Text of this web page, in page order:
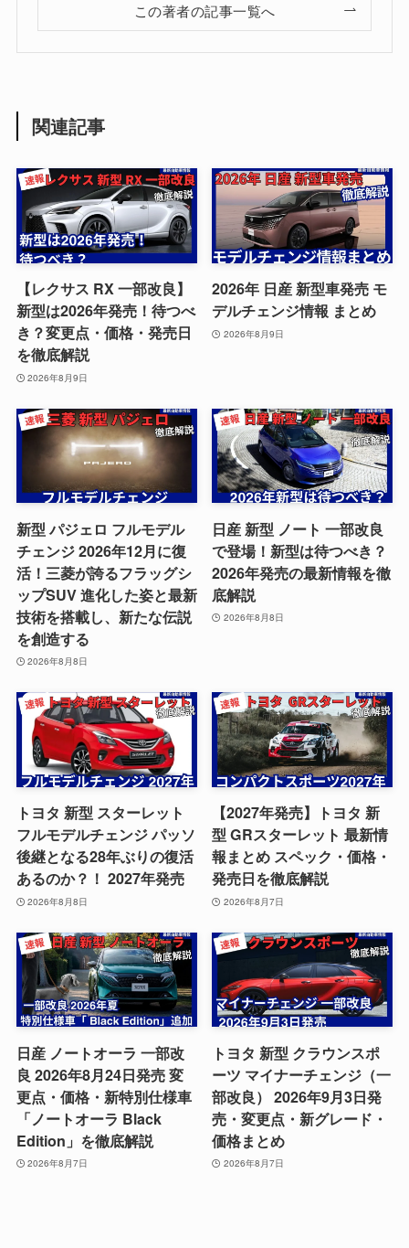
この著者の記事一覧へ
関連記事
【レクサス RX 一部改良】
新型は2026年発売！待つべ
き？変更点・価格・発売日
を徹底解説
2026年8月9日
2026年 日産 新型車発売 モ
デルチェンジ情報 まとめ
2026年8月9日
新型 パジェロ フルモデル
チェンジ 2026年12月に復
活！三菱が誇るフラッグシ
ップSUV 進化した姿と最新
技術を搭載し、新たな伝説
を創造する
2026年8月8日
日産 新型 ノート 一部改良
で登場！新型は待つべき？
2026年発売の最新情報を徹
底解説
2026年8月8日
トヨタ 新型 スターレット
フルモデルチェンジ パッソ
後継となる28年ぶりの復活
あるのか？！ 2027年発売
2026年8月8日
【2027年発売】トヨタ 新
型 GRスターレット 最新情
報まとめ スペック・価格・
発売日を徹底解説
2026年8月7日
日産 ノートオーラ 一部改
良 2026年8月24日発売 変
更点・価格・新特別仕様車
「ノートオーラ Black
Edition」を徹底解説
2026年8月7日
トヨタ 新型 クラウンスポ
ーツ マイナーチェンジ（一
部改良） 2026年9月3日発
売・変更点・新グレード・
価格まとめ
2026年8月7日